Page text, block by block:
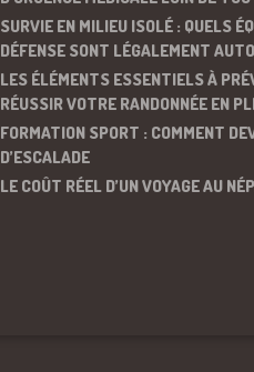
SURVIE EN MILIEU ISOLÉ : QUELS
DÉFENSE SONT LÉGALEMENT
LES ÉLÉMENTS ESSENTIELS À
RÉUSSIR VOTRE RANDONNÉE EN
FORMATION SPORT : COMMENT
D’ESCALADE
LE COÛT RÉEL D’UN VOYAGE AU